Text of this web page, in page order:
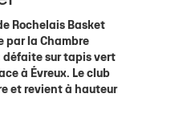
Rochelais Basket
par la Chambre
défaite sur tapis vert
à Évreux. Le club
et revient à hauteur